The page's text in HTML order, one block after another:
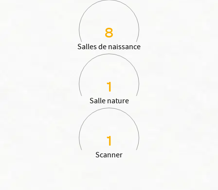
8
Salles de naissance
1
Salle nature
1
Scanner